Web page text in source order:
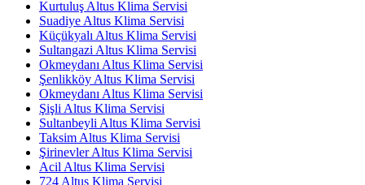
Kurtuluş Altus Klima Servisi
Suadiye Altus Klima Servisi
Küçükyalı Altus Klima Servisi
Sultangazi Altus Klima Servisi
Okmeydanı Altus Klima Servisi
Şenlikköy Altus Klima Servisi
Okmeydanı Altus Klima Servisi
Şişli Altus Klima Servisi
Sultanbeyli Altus Klima Servisi
Taksim Altus Klima Servisi
Şirinevler Altus Klima Servisi
Acil Altus Klima Servisi
724 Altus Klima Servisi